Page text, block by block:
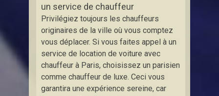
un service de chauffeur
Privilégiez toujours les chauffeurs
originaires de la ville où vous comptez
vous déplacer. Si vous faites appel à un
service de location de voiture avec
chauffeur à Paris, choisissez un parisien
comme chauffeur de luxe. Ceci vous
garantira une expérience sereine, car